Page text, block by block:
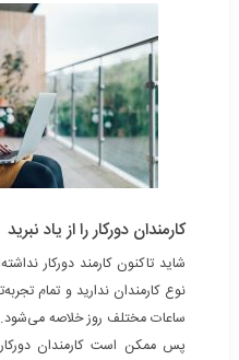
کارمندان دورکار را از یاد نبرید
شاید تاکنون کارمند دورکار
نوع کارمندان ندارید و تمام
ساعات مختلف روز خلاصه می‌شود.
پس ممکن است کارمندان دورکار